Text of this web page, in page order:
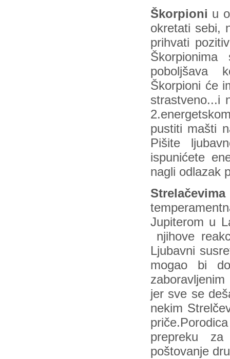
Škorpioni u
okretati sebi,
prihvati
poboljšava
Škorpioni će
strastveno...i
pustiti mašti
Pišite
ispunićete
nagli odlazak
Strelačevima
Jupiterom u
njihove
Ljubavni
mogao bi
jer sve se
nekim
prepreku
poštovanje